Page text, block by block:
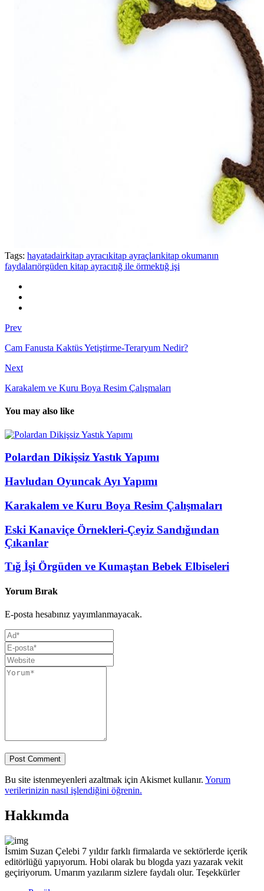
Tags: hayatadairkitap ayracıkitap ayraçlarıkitap okumanın
faydalarıörgüden kitap ayracıtığ ile örmektığ işi
Prev
Cam Fanusta Kaktüs Yetiştirme-Teraryum Nedir?
Next
Karakalem ve Kuru Boya Resim Çalışmaları
You may also like
Polardan Dikişsiz Yastık Yapımı
Havludan Oyuncak Ayı Yapımı
Karakalem ve Kuru Boya Resim Çalışmaları
Eski Kanaviçe Örnekleri-Çeyiz Sandığından
Çıkanlar
Tığ İşi Örgüden ve Kumaştan Bebek Elbiseleri
Yorum Bırak
E-posta hesabınız yayımlanmayacak.
Bu site istenmeyenleri azaltmak için Akismet kullanır. Yorum
verilerinizin nasıl işlendiğini öğrenin.
Hakkımda
İsmim Suzan Çelebi 7 yıldır farklı firmalarda ve sektörlerde içerik
editörlüğü yapıyorum. Hobi olarak bu blogda yazı yazarak vekit
geçiriyorum. Umarım yazılarım sizlere faydalı olur. Teşekkürler